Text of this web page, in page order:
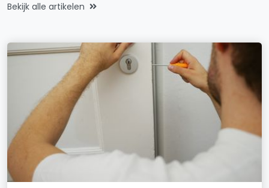
Bekijk alle artikelen